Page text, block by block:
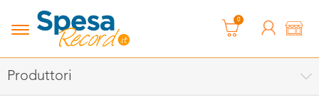
0
Produttori